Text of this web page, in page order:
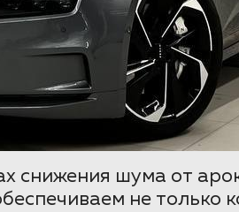
снижения шума от
не только